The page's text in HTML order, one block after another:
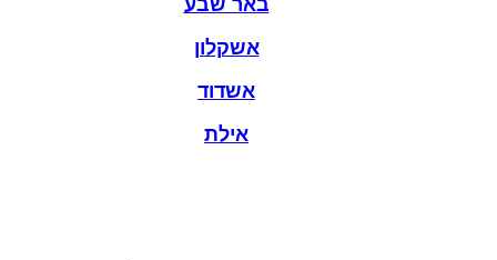
באר שבע
אשקלון
אשדוד
אילת